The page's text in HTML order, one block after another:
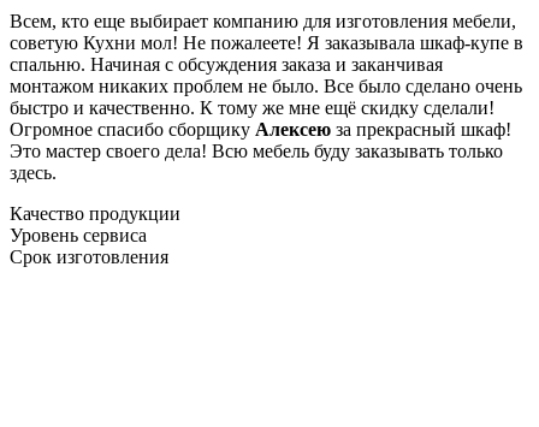
Всем, кто еще выбирает компанию для изготовления мебели,
советую Кухни мол! Не пожалеете! Я заказывала шкаф-купе в
спальню. Начиная с обсуждения заказа и заканчивая
монтажом никаких проблем не было. Все было сделано очень
быстро и качественно. К тому же мне ещё скидку сделали!
Огромное спасибо сборщику Алексею за прекрасный шкаф!
Это мастер своего дела! Всю мебель буду заказывать только
здесь.
Качество продукции
Уровень сервиса
Срок изготовления